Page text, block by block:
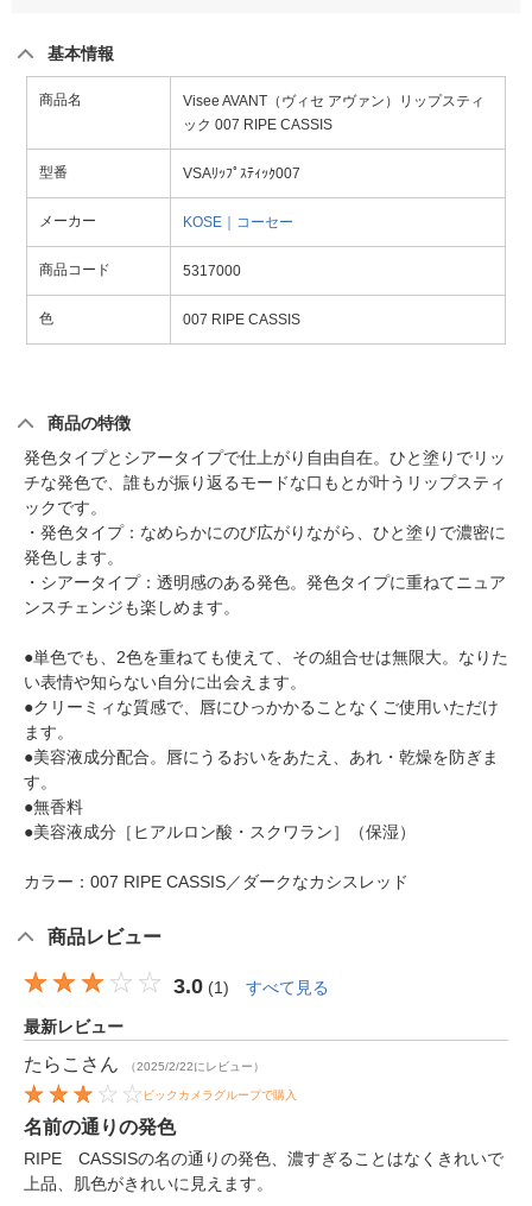
基本情報
商品名
Visee AVANT（ヴィセ アヴァン）リップスティ
ック 007 RIPE CASSIS
型番 VSAﾘｯﾌﾟｽﾃｨｯｸ007
メーカー KOSE｜コーセー
商品コード 5317000
色 007 RIPE CASSIS
商品の特徴
発色タイプとシアータイプで仕上がり自由自在。ひと塗りでリッ
チな発色で、誰もが振り返るモードな口もとが叶うリップスティ
ックです。
・発色タイプ：なめらかにのび広がりながら、ひと塗りで濃密に
発色します。
・シアータイプ：透明感のある発色。発色タイプに重ねてニュア
ンスチェンジも楽しめます。
●単色でも、2色を重ねても使えて、その組合せは無限大。なりた
い表情や知らない自分に出会えます。
●クリーミィな質感で、唇にひっかかることなくご使用いただけ
ます。
●美容液成分配合。唇にうるおいをあたえ、あれ・乾燥を防ぎま
す。
●無香料
●美容液成分［ヒアルロン酸・スクワラン］（保湿）
カラー：007 RIPE CASSIS／ダークなカシスレッド
商品レビュー
3.0 (1) すべて見る
最新レビュー
たらこ さん （2025/2/22にレビュー）
ビックカメラグループで購入
名前の通りの発色
RIPE CASSISの名の通りの発色、濃すぎることはなくきれいで
上品、肌色がきれいに見えます。